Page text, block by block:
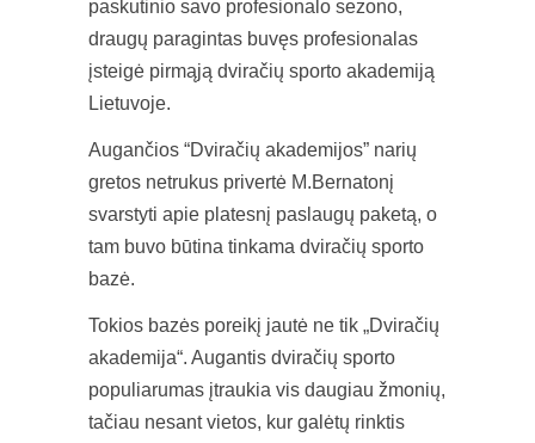
paskutinio savo profesionalo sezono,
draugų paragintas buvęs profesionalas
įsteigė pirmąją dviračių sporto akademiją
Lietuvoje.
Augančios “Dviračių akademijos” narių
gretos netrukus privertė M.Bernatonį
svarstyti apie platesnį paslaugų paketą, o
tam buvo būtina tinkama dviračių sporto
bazė.
Tokios bazės poreikį jautė ne tik „Dviračių
akademija“. Augantis dviračių sporto
populiarumas įtraukia vis daugiau žmonių,
tačiau nesant vietos, kur galėtų rinktis